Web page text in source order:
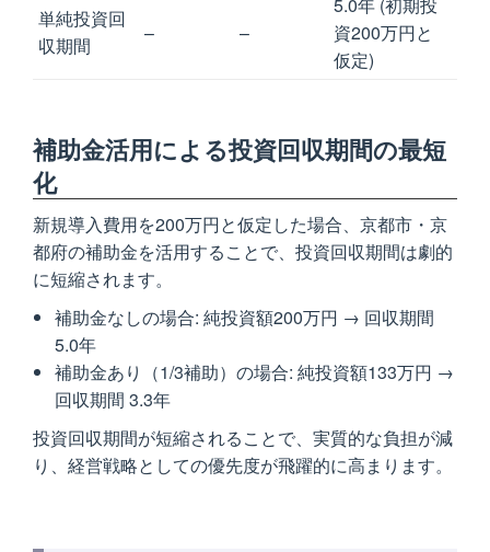
単純投資回
収期間
– –
資200万円と
仮定)
補助金活用による投資回収期間の最短
化
新規導入費用を200万円と仮定した場合、京都市・京
都府の補助金を活用することで、投資回収期間は劇的
に短縮されます。
補助金なしの場合: 純投資額200万円 → 回収期間
5.0年
補助金あり（1/3補助）の場合: 純投資額133万円 →
回収期間 3.3年
投資回収期間が短縮されることで、実質的な負担が減
り、経営戦略としての優先度が飛躍的に高まります。